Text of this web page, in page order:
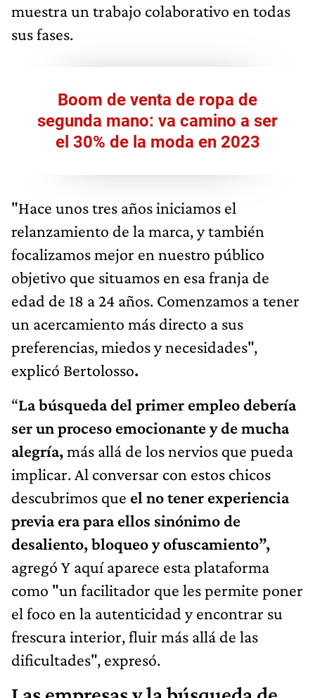
muestra un trabajo colaborativo en todas
sus fases.
Boom de venta de ropa de
segunda mano: va camino a ser
el 30% de la moda en 2023
"Hace unos tres años iniciamos el
relanzamiento de la marca, y también
focalizamos mejor en nuestro público
objetivo que situamos en esa franja de
edad de 18 a 24 años. Comenzamos a tener
un acercamiento más directo a sus
preferencias, miedos y necesidades",
explicó Bertolosso.
“La búsqueda del primer empleo debería
ser un proceso emocionante y de mucha
alegría,más allá de los nervios que pueda
implicar. Al conversar con estos chicos
descubrimos que el no tener experiencia
previa era para ellos sinónimo de
desaliento, bloqueo y ofuscamiento”,
agregó Y aquí aparece esta plataforma
como "un facilitador que les permite poner
el foco en la autenticidad y encontrar su
frescura interior, fluir más allá de las
dificultades", expresó.